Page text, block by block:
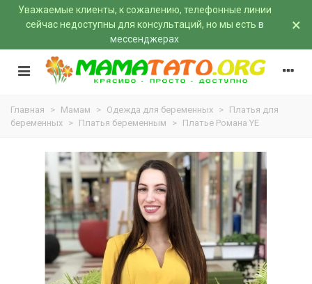
Уважаемые клиенты, к сожалению, телефонные линии
сейчас недоступны для консультаций, но мы есть в
мессенджерах
×
Главная > Мамам > Одежда для беременных > Платья для
беременных > Платья беременным > Платье Романа YE